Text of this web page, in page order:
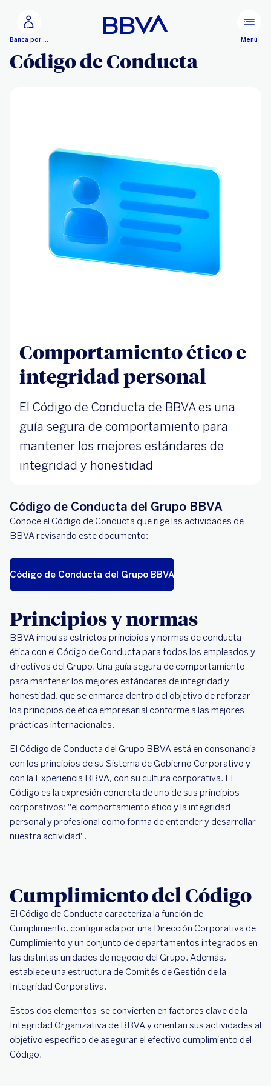
Banca por Internet Menú
Código de Conducta
Comportamiento ético e
integridad personal
El Código de Conducta de BBVA es una
guía segura de comportamiento para
mantener los mejores estándares de
integridad y honestidad
Código de Conducta del Grupo BBVA
Conoce el Código de Conducta que rige las actividades de
BBVA revisando este documento:
Código de Conducta del Grupo BBVA
Principios y normas
BBVA impulsa estrictos principios y normas de conducta
ética con el Código de Conducta para todos los empleados y
directivos del Grupo. Una guía segura de comportamiento
para mantener los mejores estándares de integridad y
honestidad, que se enmarca dentro del objetivo de reforzar
los principios de ética empresarial conforme a las mejores
prácticas internacionales.
El Código de Conducta del Grupo BBVA está en consonancia
con los principios de su Sistema de Gobierno Corporativo y
con la Experiencia BBVA, con su cultura corporativa. El
Código es la expresión concreta de uno de sus principios
corporativos: "el comportamiento ético y la integridad
personal y profesional como forma de entender y desarrollar
nuestra actividad".
Cumplimiento del Código
El Código de Conducta caracteriza la función de
Cumplimiento, configurada por una Dirección Corporativa de
Cumplimiento y un conjunto de departamentos integrados en
las distintas unidades de negocio del Grupo. Además,
establece una estructura de Comités de Gestión de la
Integridad Corporativa.
Estos dos elementos se convierten en factores clave de la
Integridad Organizativa de BBVA y orientan sus actividades al
objetivo específico de asegurar el efectivo cumplimiento del
Código.